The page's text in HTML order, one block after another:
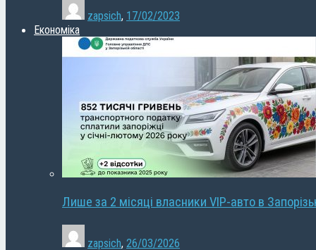
zapsich, 17/02/2023
Економіка
Лише за 2 місяці власники VIP-авто в
zapsich, 26/03/2026